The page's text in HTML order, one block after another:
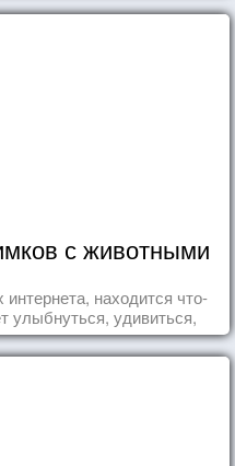
с животными
находится что-
улыбнуться, удивиться,